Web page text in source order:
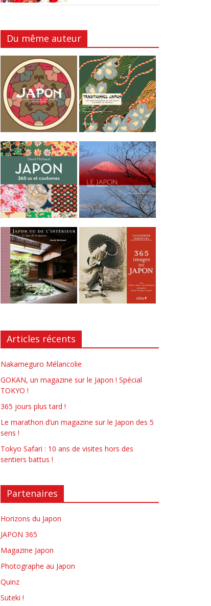
Du même auteur
Articles récents
Nakameguro Mélancolie
GOKAN, un magazine sur le Japon ! Spécial
TOKYO !
365 jours plus tard !
Le marathon d’un magazine sur le Japon des 5
sens !
Tokyo Safari : 10 ans de visites hors des
sentiers battus !
Partenaires
Horizons du Japon
JAPON 365
Magazine Japon
Photographe au Japon
Quinz
Suteki !